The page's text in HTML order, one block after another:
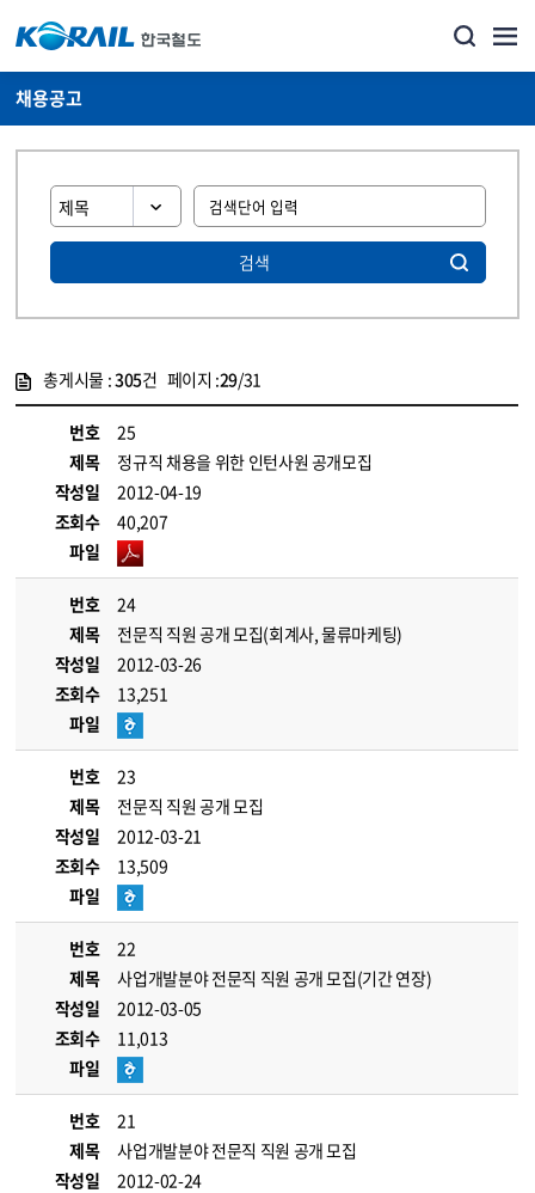
채용공고
검색
총게시물 :305건 페이지 :29/31
번호
25
제목
정규직 채용을 위한 인턴사원 공개모집
작성일
2012-04-19
조회수
40,207
파일
번호
24
제목
전문직 직원 공개 모집(회계사, 물류마케팅)
작성일
2012-03-26
조회수
13,251
파일
번호
23
제목
전문직 직원 공개 모집
작성일
2012-03-21
조회수
13,509
파일
번호
22
제목
사업개발분야 전문직 직원 공개 모집(기간 연장)
작성일
2012-03-05
조회수
11,013
파일
번호
21
제목
사업개발분야 전문직 직원 공개 모집
작성일
2012-02-24